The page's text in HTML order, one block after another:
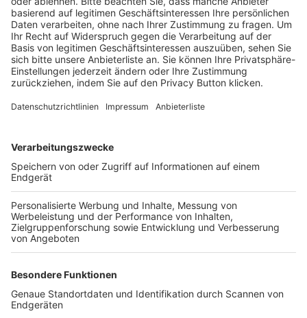
BFV-Geschäftsstellen
Trainerbörse
Login SpielPlus
FOLGE DEM BFV
TOP-VEREINE
TOP-PARTNER